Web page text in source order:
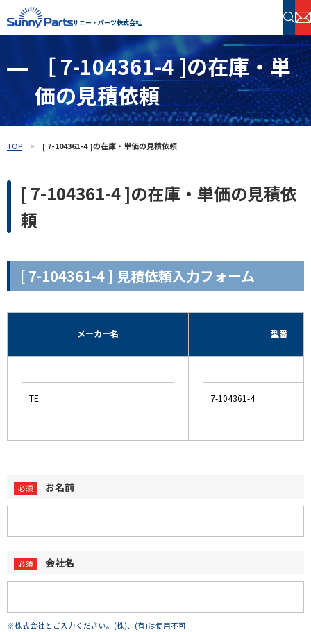
サニー・パーツ株式会社
半導体・電子部品 在庫検索
フリーワードで探す
［ 7-104361-4 ]の在庫・単
価の見積依頼
TOP [ 7-104361-4 ]の在庫・単価の見積依頼
[ 7-104361-4 ]の在庫・単価の見積依
頼
[ 7-104361-4 ] 見積依頼入力フォーム
メーカー名 型番
お名前
会社名
※株式会社とご入力ください。(株)、(有)は使用不可